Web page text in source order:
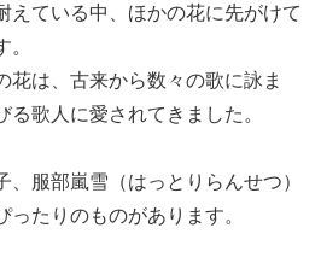
えている中、ほかの花に先がけて
花は、古来から数々の歌に詠ま
歌人に愛されてきました。
服部嵐雪（はっとりらんせつ）
たりのものがあります。